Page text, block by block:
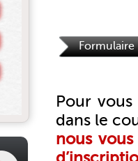
Formulaire
Pour
dans le
nous